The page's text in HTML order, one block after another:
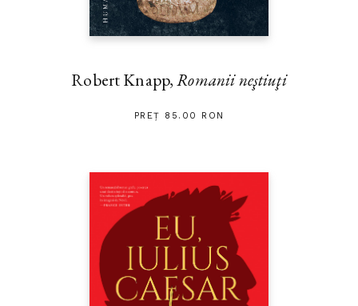
Robert Knapp,Romanii neştiuţi
PREȚ 85.00 RON